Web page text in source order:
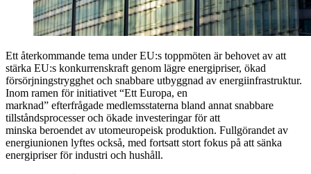
Ett återkommande tema under EU:s toppmöten är behovet av att
stärka EU:s konkurrenskraft genom lägre energipriser, ökad
försörjningstrygghet och snabbare utbyggnad av energiinfrastruktur.
Inom ramen för initiativet “Ett Europa, en
marknad” efterfrågade medlemsstaterna bland annat snabbare
tillståndsprocesser och ökade investeringar för att
minska beroendet av utomeuropeisk produktion. Fullgörandet av
energiunionen lyftes också, med fortsatt stort fokus på att sänka
energipriser för industri och hushåll.